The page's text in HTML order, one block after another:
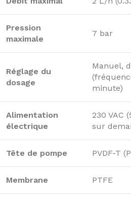
Pression
maximale
7 bar
Réglage du
dosage
Manuel,
minute)
Alimentation
électrique
230 VAC
sur
Tête de pompe PVDF-T
Membrane PTFE